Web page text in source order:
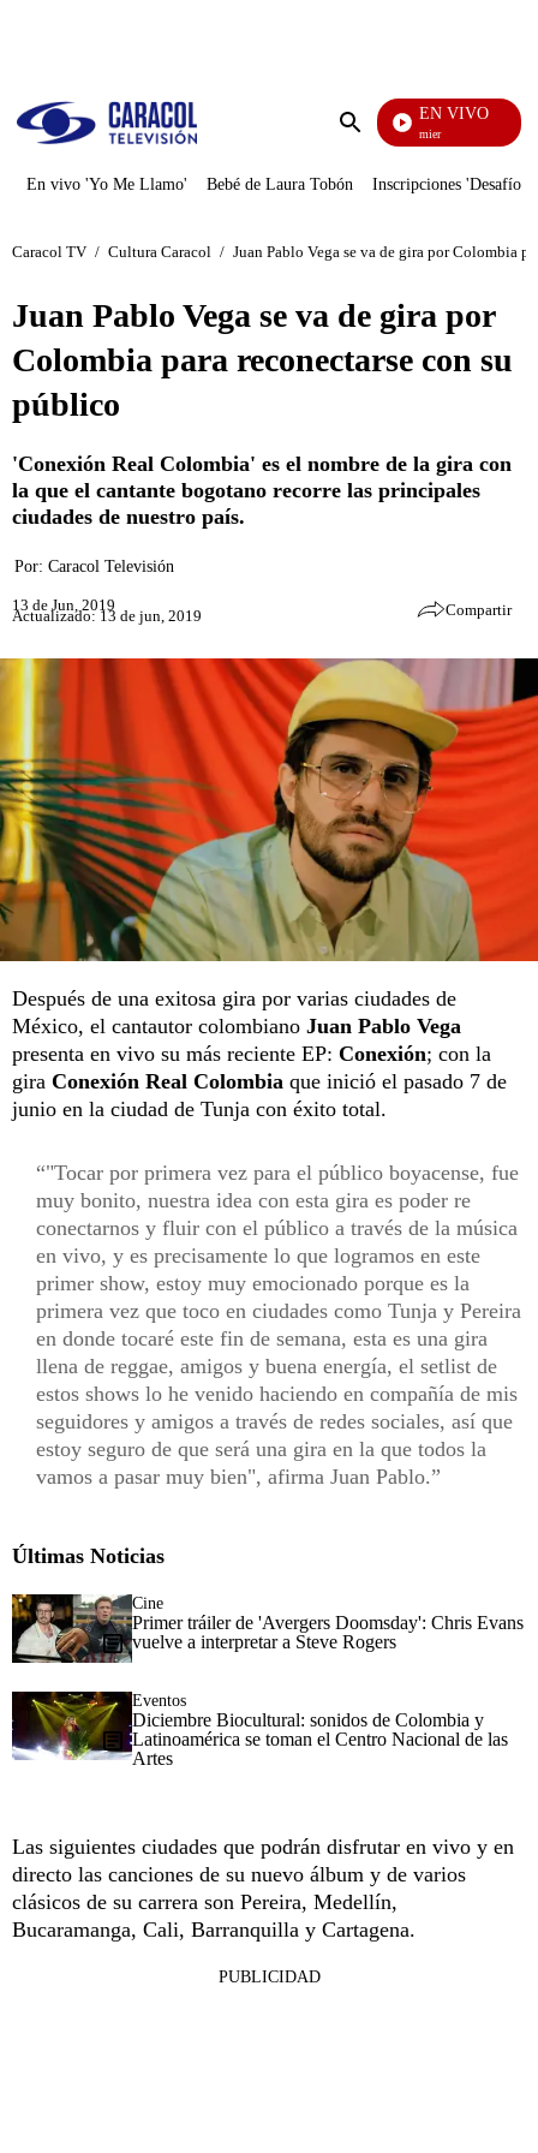
Enviar
EN VIVO
Noches De Premier
En vivo 'Yo Me Llamo' Bebé de Laura Tobón Inscripciones 'Desafío'
Caracol TV / Cultura Caracol / Juan Pablo Vega se va de gira por Colombia
Juan Pablo Vega se va de gira por
Colombia para reconectarse con su
público
'Conexión Real Colombia' es el nombre de la gira con
la que el cantante bogotano recorre las principales
ciudades de nuestro país.
Por: Caracol Televisión
13 de Jun, 2019
Actualizado: 13 de jun, 2019 Compartir
Después de una exitosa gira por varias ciudades de
México, el cantautor colombiano Juan Pablo Vega
presenta en vivo su más reciente EP: Conexión; con la
gira Conexión Real Colombia que inició el pasado 7 de
junio en la ciudad de Tunja con éxito total.
"Tocar por primera vez para el público boyacense, fue
muy bonito, nuestra idea con esta gira es poder re
conectarnos y fluir con el público a través de la música
en vivo, y es precisamente lo que logramos en este
primer show, estoy muy emocionado porque es la
primera vez que toco en ciudades como Tunja y Pereira
en donde tocaré este fin de semana, esta es una gira
llena de reggae, amigos y buena energía, el setlist de
estos shows lo he venido haciendo en compañía de mis
seguidores y amigos a través de redes sociales, así que
estoy seguro de que será una gira en la que todos la
vamos a pasar muy bien", afirma Juan Pablo.
Últimas Noticias
Cine
Primer tráiler de 'Avergers Doomsday': Chris Evans
vuelve a interpretar a Steve Rogers
Eventos
Diciembre Biocultural: sonidos de Colombia y
Latinoamérica se toman el Centro Nacional de las
Artes
Las siguientes ciudades que podrán disfrutar en vivo y en
directo las canciones de su nuevo álbum y de varios
clásicos de su carrera son Pereira, Medellín,
Bucaramanga, Cali, Barranquilla y Cartagena.
PUBLICIDAD